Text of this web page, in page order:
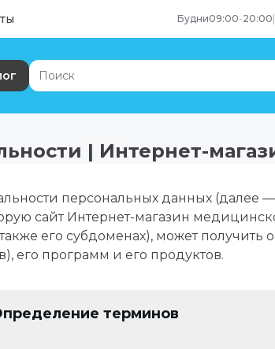
Будни09:00-20:00
| Интернет-
персональных данных (далее
сайт Интернет-магазин
его субдоменах), может получить
его программ и его продуктов.
терминов